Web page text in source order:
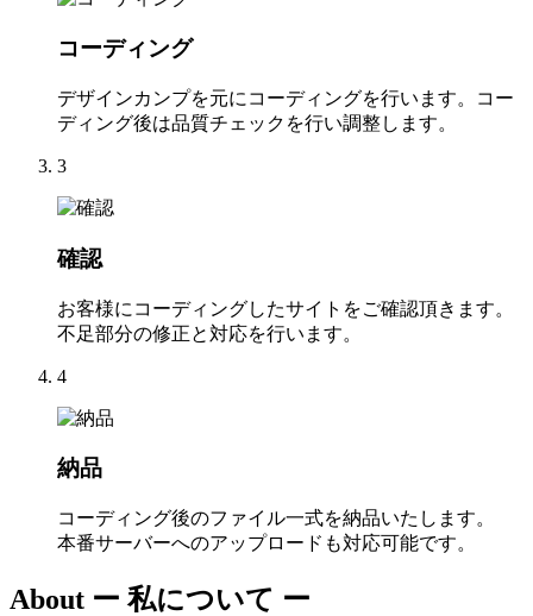
コーディング
デザインカンプを元にコーディングを行います。コー
ディング後は品質チェックを行い調整します。
3
確認
お客様にコーディングしたサイトをご確認頂きます。
不足部分の修正と対応を行います。
4
納品
コーディング後のファイル一式を納品いたします。
本番サーバーへのアップロードも対応可能です。
About ー 私について ー